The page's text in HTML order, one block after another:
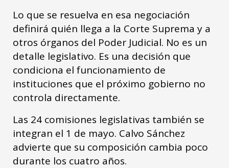
Lo que se resuelva en esa negociación
definirá quién llega a la Corte Suprema y a
otros órganos del Poder Judicial. No es un
detalle legislativo. Es una decisión que
condiciona el funcionamiento de
instituciones que el próximo gobierno no
controla directamente.
Las 24 comisiones legislativas también se
integran el 1 de mayo. Calvo Sánchez
advierte que su composición cambia poco
durante los cuatro años.